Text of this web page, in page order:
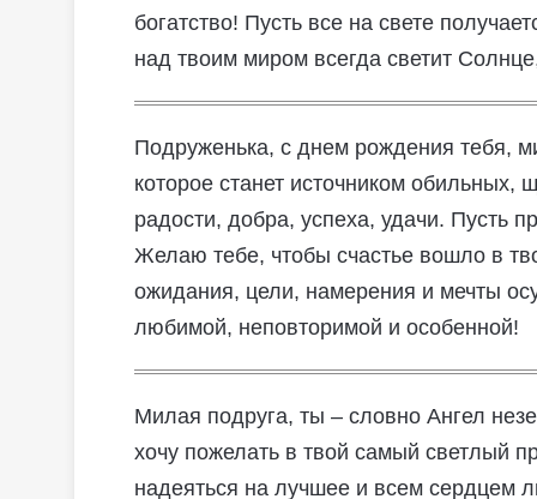
богатство! Пусть все на свете
над твоим миром всегда светит
Подруженька, с днем рождения тебя,
которое станет источником
радости, добра, успеха, удачи. Пусть
Желаю тебе, чтобы счастье вошло в
ожидания, цели, намерения и мечты
любимой, неповторимой и особенной!
Милая подруга, ты – словно Ангел
хочу пожелать в твой самый светлый
надеяться на лучшее и всем сердцем